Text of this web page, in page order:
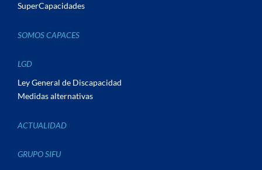
SuperCapacidades
SOMOS CAPACES
LGD
Ley General de Discapacidad
Medidas alternativas
ACTUALIDAD
GRUPO SIFU